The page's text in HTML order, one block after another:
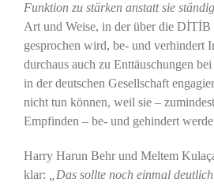
Funktion zu stärken anstatt sie
Art und Weise, in der über die DİTİB
gesprochen wird, be- und verhindert
durchaus auch zu Enttäuschungen
in der deutschen Gesellschaft
nicht tun können, weil sie –
Empfinden – be- und gehindert
Harry Harun Behr und Meltem
klar: „Das sollte noch einmal